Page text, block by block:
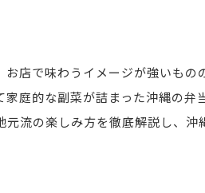
店で味わうイメージが強いもの
庭的な副菜が詰まった沖縄の弁
流の楽しみ方を徹底解説し、沖